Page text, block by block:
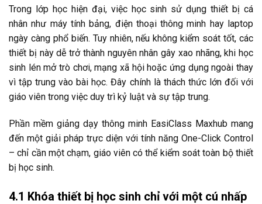
Trong lớp học hiện đại, việc học sinh sử dụng thiết bị cá
nhân như máy tính bảng, điện thoại thông minh hay laptop
ngày càng phổ biến. Tuy nhiên, nếu không kiểm soát tốt, các
thiết bị này dễ trở thành nguyên nhân gây xao nhãng, khi học
sinh lén mở trò chơi, mạng xã hội hoặc ứng dụng ngoài thay
vì tập trung vào bài học. Đây chính là thách thức lớn đối với
giáo viên trong việc duy trì kỷ luật và sự tập trung.
Phần mềm giảng dạy thông minh EasiClass Maxhub mang
đến một giải pháp trực diện với tính năng One-Click Control
– chỉ cần một chạm, giáo viên có thể kiểm soát toàn bộ thiết
bị học sinh.
4.1 Khóa thiết bị học sinh chỉ với một cú nhấp